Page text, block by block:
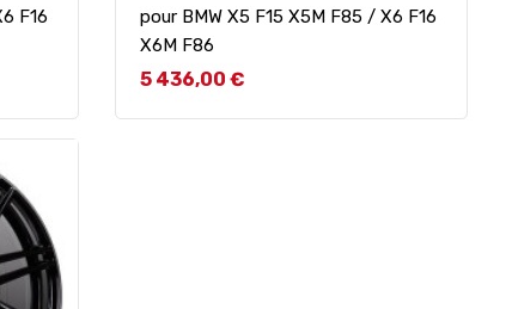
F16
pour BMW X5 F15 X5M F85 / X6 F16
X6M F86
Prix
5 436,00 €